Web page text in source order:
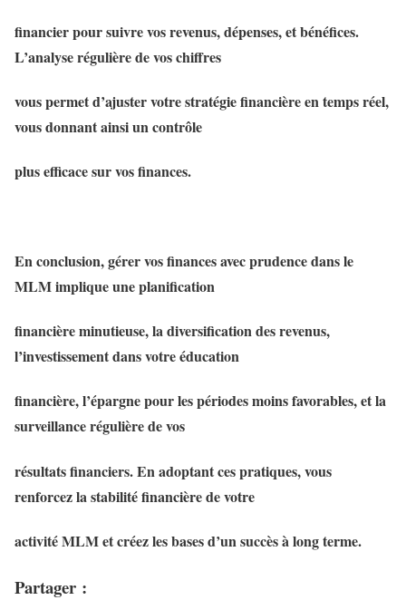
financier pour suivre vos revenus, dépenses, et bénéfices.
L’analyse régulière de vos chiffres
vous permet d’ajuster votre stratégie financière en temps réel,
vous donnant ainsi un contrôle
plus efficace sur vos finances.
En conclusion, gérer vos finances avec prudence dans le
MLM implique une planification
financière minutieuse, la diversification des revenus,
l’investissement dans votre éducation
financière, l’épargne pour les périodes moins favorables, et la
surveillance régulière de vos
résultats financiers. En adoptant ces pratiques, vous
renforcez la stabilité financière de votre
activité MLM et créez les bases d’un succès à long terme.
Partager :